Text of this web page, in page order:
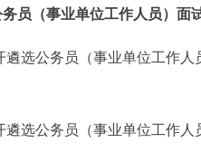
员（事业单位工作人员）面
选公务员（事业单位工作
选公务员（事业单位工作人